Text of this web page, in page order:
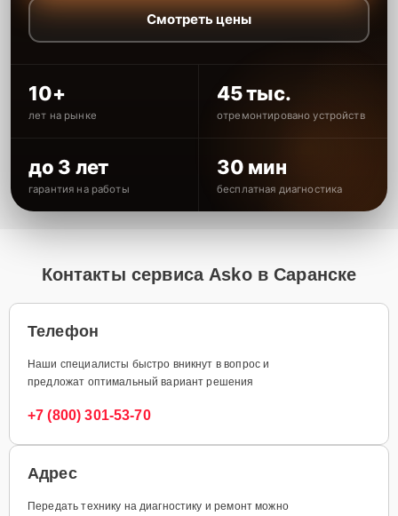
Смотреть цены
10+
лет на рынке
45 тыс.
отремонтировано устройств
до 3 лет
гарантия на работы
30 мин
бесплатная диагностика
Контакты сервиса Asko в Саранске
Телефон
Наши специалисты быстро вникнут в вопрос и
предложат оптимальный вариант решения
+7 (800) 301-53-70
Адрес
Передать технику на диагностику и ремонт можно